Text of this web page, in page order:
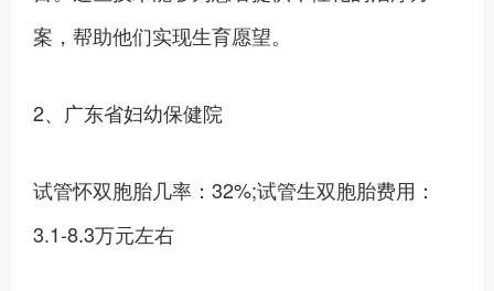
案，帮助他们实现生育愿望。
2、广东省妇幼保健院
试管怀双胞胎几率：32%;试管生双胞胎费用：
3.1-8.3万元左右